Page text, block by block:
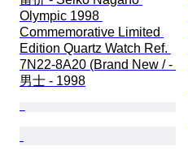
Olympic 1998
Commemorative Limited
Edition Quartz Watch Ref.
7N22-8A20 (Brand New / -
男士 - 1998